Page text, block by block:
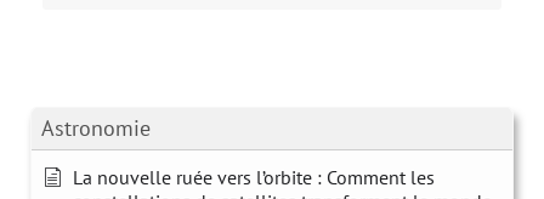
Astronomie
La nouvelle ruée vers l’orbite : Comment les